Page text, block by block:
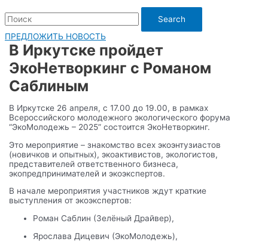
Search
ПРЕДЛОЖИТЬ НОВОСТЬ
В Иркутске пройдет
ЭкоНетворкинг с Романом
Саблиным
В Иркутске 26 апреля, с 17.00 до 19.00, в рамках
Всероссийского молодежного экологического форума
“ЭкоМолодежь – 2025” состоится ЭкоНетворкинг.
Это мероприятие – знакомство всех экоэнтузиастов
(новичков и опытных), экоактивистов, экологистов,
представителей ответственного бизнеса,
экопредпринимателей и экоэкспертов.
В начале мероприятия участников ждут краткие
выступления от экоэкспертов:
Роман Саблин (Зелёный Драйвер),
Ярослава Дицевич (ЭкоМолодежь),